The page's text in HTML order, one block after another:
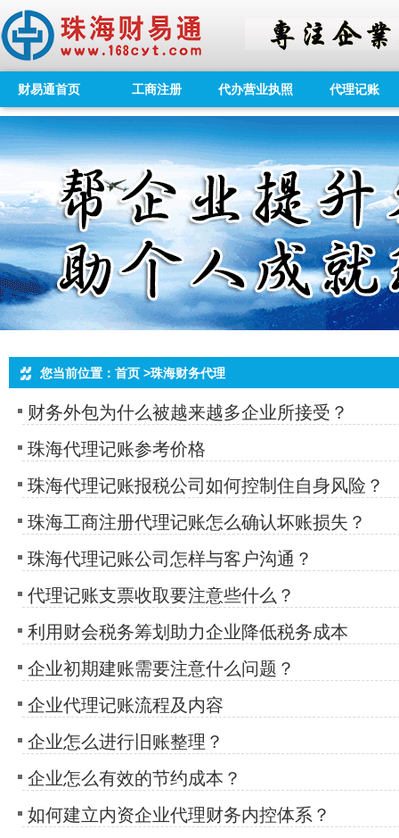
财易通首页 工商注册 代办营业执照 代理记账
您当前位置：首页 >珠海财务代理
财务外包为什么被越来越多企业所接受？
珠海代理记账参考价格
珠海代理记账报税公司如何控制住自身风险？
珠海工商注册代理记账怎么确认坏账损失？
珠海代理记账公司怎样与客户沟通？
代理记账支票收取要注意些什么？
利用财会税务筹划助力企业降低税务成本
企业初期建账需要注意什么问题？
企业代理记账流程及内容
企业怎么进行旧账整理？
企业怎么有效的节约成本？
如何建立内资企业代理财务内控体系？